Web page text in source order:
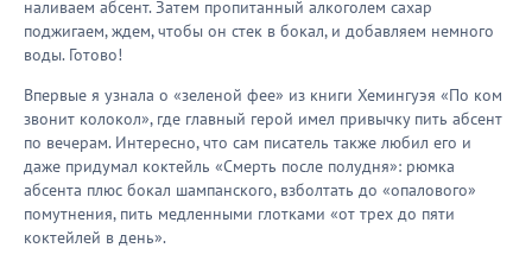
наливаем абсент. Затем пропитанный алкоголем сахар
поджигаем, ждем, чтобы он стек в бокал, и добавляем немного
воды. Готово!
Впервые я узнала о «зеленой фее» из книги Хемингуэя «По ком
звонит колокол», где главный герой имел привычку пить абсент
по вечерам. Интересно, что сам писатель также любил его и
даже придумал коктейль «Смерть после полудня»: рюмка
абсента плюс бокал шампанского, взболтать до «опалового»
помутнения, пить медленными глотками «от трех до пяти
коктейлей в день».